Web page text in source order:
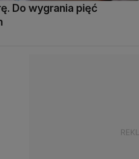
Do wygrania pięć